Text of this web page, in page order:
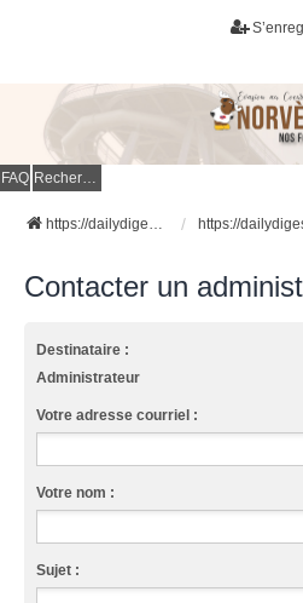
FAQ Rechercher
https://dailydigesthub.com
Contacter un
Destinataire :
Administrateur
Votre adresse courriel :
Votre nom :
Sujet :